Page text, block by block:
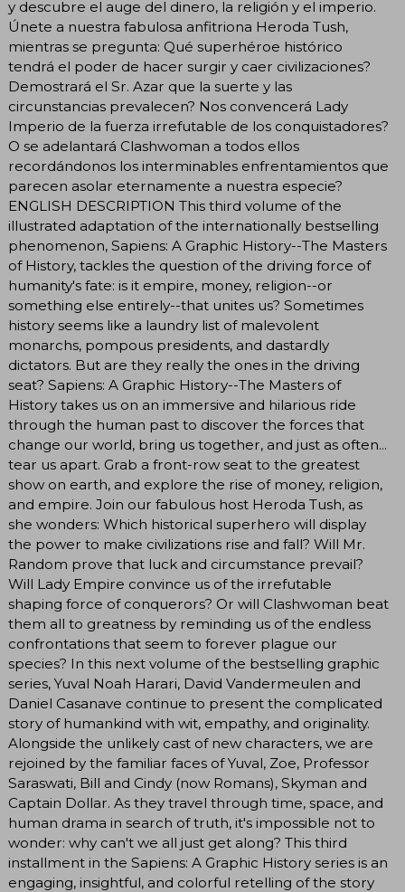
y descubre el auge del dinero, la religión y el imperio.
Únete a nuestra fabulosa anfitriona Heroda Tush,
mientras se pregunta: Qué superhéroe histórico
tendrá el poder de hacer surgir y caer civilizaciones?
Demostrará el Sr. Azar que la suerte y las
circunstancias prevalecen? Nos convencerá Lady
Imperio de la fuerza irrefutable de los conquistadores?
O se adelantará Clashwoman a todos ellos
recordándonos los interminables enfrentamientos que
parecen asolar eternamente a nuestra especie?
ENGLISH DESCRIPTION This third volume of the
illustrated adaptation of the internationally bestselling
phenomenon, Sapiens: A Graphic History--The Masters
of History, tackles the question of the driving force of
humanity's fate: is it empire, money, religion--or
something else entirely--that unites us? Sometimes
history seems like a laundry list of malevolent
monarchs, pompous presidents, and dastardly
dictators. But are they really the ones in the driving
seat? Sapiens: A Graphic History--The Masters of
History takes us on an immersive and hilarious ride
through the human past to discover the forces that
change our world, bring us together, and just as often...
tear us apart. Grab a front-row seat to the greatest
show on earth, and explore the rise of money, religion,
and empire. Join our fabulous host Heroda Tush, as
she wonders: Which historical superhero will display
the power to make civilizations rise and fall? Will Mr.
Random prove that luck and circumstance prevail?
Will Lady Empire convince us of the irrefutable
shaping force of conquerors? Or will Clashwoman beat
them all to greatness by reminding us of the endless
confrontations that seem to forever plague our
species? In this next volume of the bestselling graphic
series, Yuval Noah Harari, David Vandermeulen and
Daniel Casanave continue to present the complicated
story of humankind with wit, empathy, and originality.
Alongside the unlikely cast of new characters, we are
rejoined by the familiar faces of Yuval, Zoe, Professor
Saraswati, Bill and Cindy (now Romans), Skyman and
Captain Dollar. As they travel through time, space, and
human drama in search of truth, it's impossible not to
wonder: why can't we all just get along? This third
installment in the Sapiens: A Graphic History series is an
engaging, insightful, and colorful retelling of the story